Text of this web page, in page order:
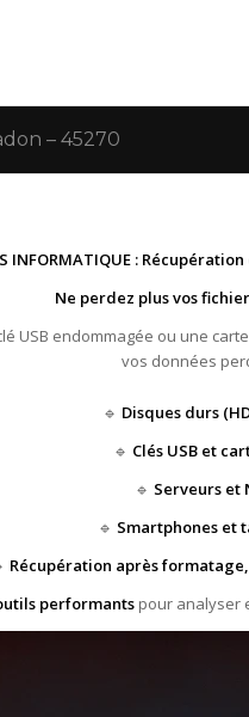
– 45270
INFORMATIQUE :
Ne perdez plus vos
USB endommagée ou une
vos données
🔹 Disques durs
🔹 Clés USB et
🔹 Serveurs et
🔹 Smartphones et
Récupération après
performants pour analyser